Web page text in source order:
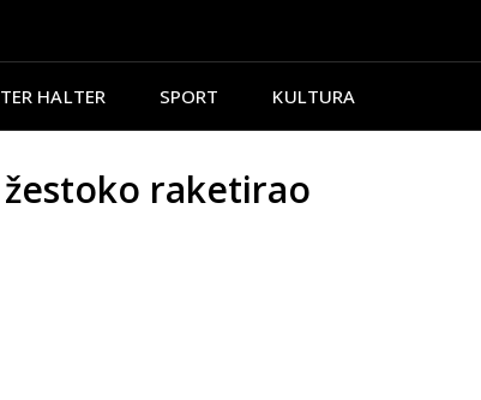
HALTER SPORT KULTURA
žestoko raketirao